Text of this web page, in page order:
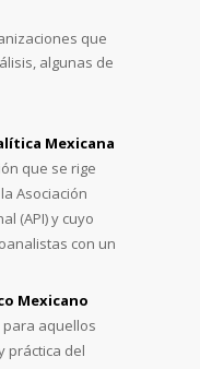
que
algunas de
Mexicana
que se rige
Asociación
(API) y cuyo
con un
Mexicano
aquellos
práctica del